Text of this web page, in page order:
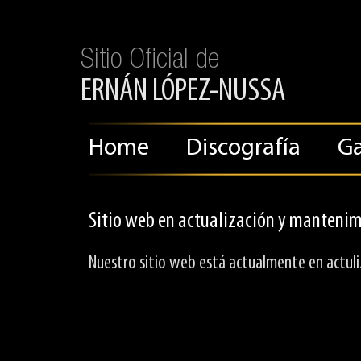
Sitio Oficial de
ERNÁN LÓPEZ-NUSSA
Home Discografía
Sitio web en actualización y
Nuestro sitio web está actualmente en